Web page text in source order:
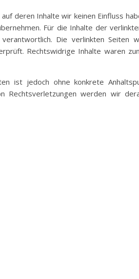
deren Inhalte wir keinen Einfluss
Für die Inhalte der
Die verlinkten Seiten
Rechtswidrige Inhalte waren
ist jedoch ohne konkrete
Rechtsverletzungen werden wir